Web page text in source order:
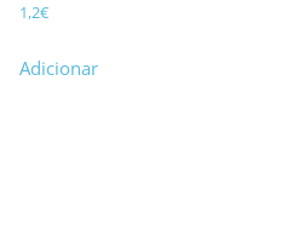
1,2€
Adicionar